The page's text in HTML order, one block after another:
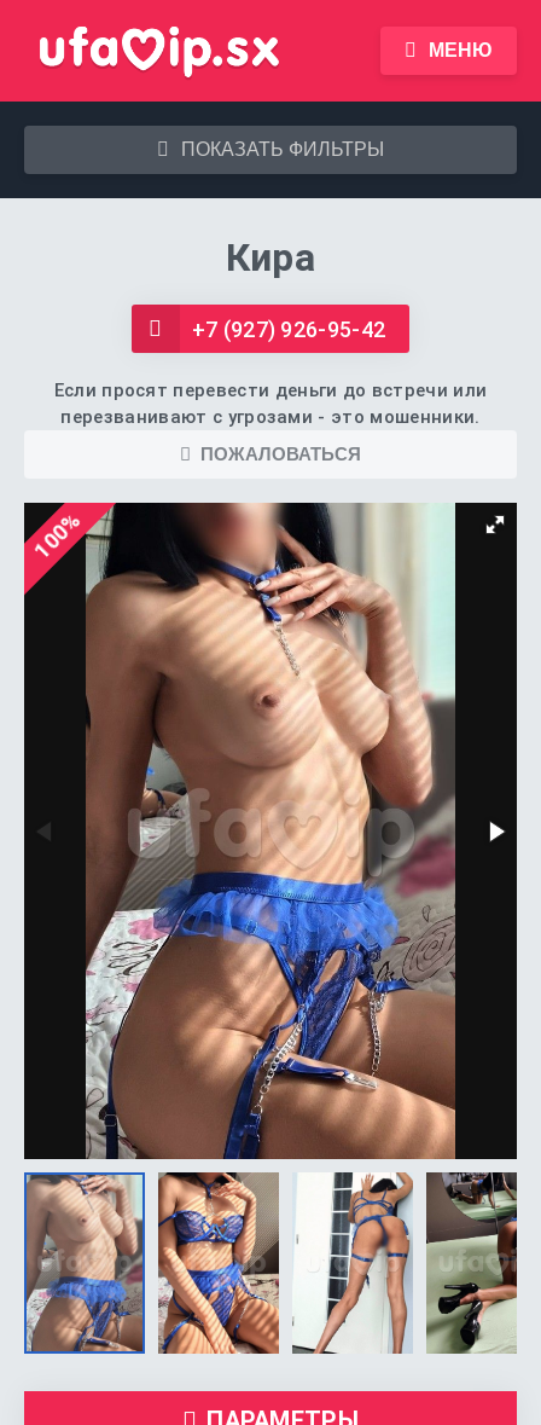
МЕНЮ
ПОКАЗАТЬ ФИЛЬТРЫ
Кира
+7 (927) 926-95-42
Если просят перевести деньги до встречи или
перезванивают с угрозами - это мошенники.
ПОЖАЛОВАТЬСЯ
100%